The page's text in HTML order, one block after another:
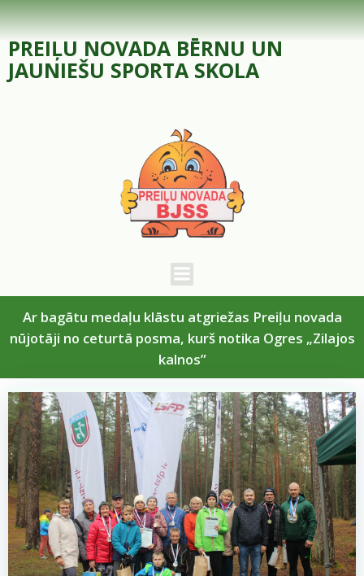
Skip
to
content
PREIĻU NOVADA BĒRNU UN
JAUNIEŠU SPORTA SKOLA
Ar bagātu medaļu klāstu atgriežas Preiļu novada
nūjotāji no ceturtā posma, kurš notika Ogres „Zilajos
kalnos”